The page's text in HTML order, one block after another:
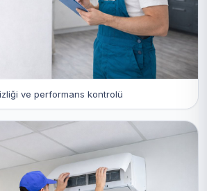
ve performans kontrolü